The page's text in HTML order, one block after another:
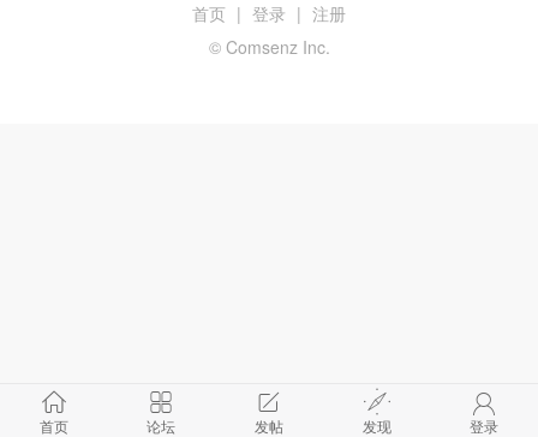
首页 论坛 发帖 发现 登录
首页 | 登录 | 注册
© Comsenz Inc.